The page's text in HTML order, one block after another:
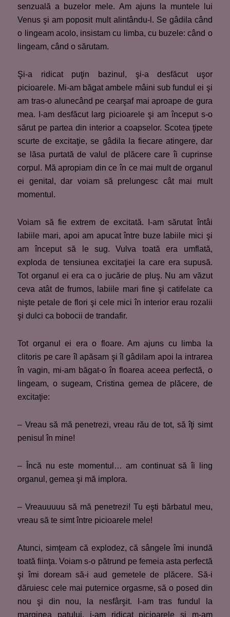
senzuală a buzelor mele. Am ajuns la muntele lui
Venus şi am poposit mult alintându-l. Se gâdila când
o lingeam acolo, insistam cu limba, cu buzele: când o
lingeam, când o sărutam.
Şi-a ridicat puţin bazinul, şi-a desfăcut uşor
picioarele. Mi-am băgat ambele mâini sub fundul ei şi
am tras-o alunecând pe cearşaf mai aproape de gura
mea. I-am desfăcut larg picioarele şi am început s-o
sărut pe partea din interior a coapselor. Scotea ţipete
scurte de excitaţie, se gâdila la fiecare atingere, dar
se lăsa purtată de valul de plăcere care îi cuprinse
corpul. Mă apropiam din ce în ce mai mult de organul
ei genital, dar voiam să prelungesc cât mai mult
momentul.
Voiam să fie extrem de excitată. I-am sărutat întâi
labiile mari, apoi am apucat între buze labiile mici şi
am început să le sug. Vulva toată era umflată,
exploda de tensiunea excitaţiei la care era supusă.
Tot organul ei era ca o jucărie de pluş. Nu am văzut
ceva atât de frumos, labiile mari fine şi catifelate ca
nişte petale de flori şi cele mici în interior erau rozalii
şi dulci ca bobocii de trandafir.
Tot organul ei era o floare. Am ajuns cu limba la
clitoris pe care îl apăsam şi îl gâdilam apoi la intrarea
în vagin, mi-am băgat-o în floarea aceea perfectă, o
lingeam, o sugeam, Cristina gemea de plăcere, de
excitaţie:
– Vreau să mă penetrezi, vreau rău de tot, să îţi simt
penisul în mine!
– Încă nu este momentul… am continuat să îi ling
organul, gemea şi mă implora.
– Vreauuuuu să mă penetrezi! Tu eşti bărbatul meu,
vreau să te simt între picioarele mele!
Atunci, simţeam că explodez, că sângele îmi inundă
toată fiinţa. Voiam s-o pătrund pe femeia asta perfectă
şi îmi doream să-i aud gemetele de plăcere. Să-i
dăruiesc cele mai puternice orgasme, să o posed din
nou şi din nou, la nesfârşit. I-am tras fundul la
marginea patului, i-am ridicat picioarele şi m-am